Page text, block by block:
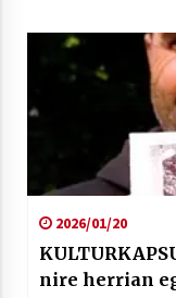
2026/01/20
nire herrian